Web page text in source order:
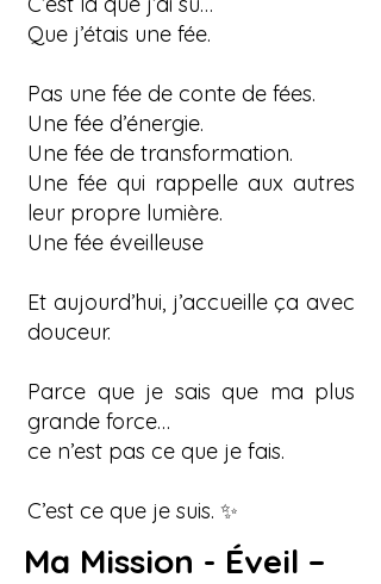
Que j’étais une fée.
Pas une fée de conte de fées.
Une fée d’énergie.
Une fée de transformation.
Une fée qui rappelle aux autres
leur propre lumière.
Une fée éveilleuse
Et aujourd’hui, j’accueille ça avec
douceur.
Parce que je sais que ma plus
grande force…
ce n’est pas ce que je fais.
C’est ce que je suis. ✨
Ma Mission - Éveil –